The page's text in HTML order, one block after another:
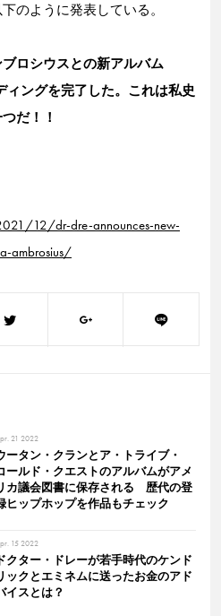
のように発表している。
ロシウスとの新アルバム
ィングを完了した。これは私史
だ！！
12/dr-dre-announces-new-
ambrosius/
21 2022
ータン・クランとア・トライブ・
ールド・クエストのアルバムがアメ
カ議会図書に保存される 歴代の登
ヒップホップを作品もチェック
15 2022
クター・ドレーが若手時代のケンド
ックとエミネムに送ったお金のアド
イスとは？